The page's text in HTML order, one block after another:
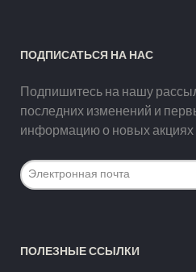
ПОДПИСАТЬСЯ НА НАС
Подпишитесь на нашу
последних изменений и
информацию о новых акциях
ПОЛЕЗНЫЕ ССЫЛКИ